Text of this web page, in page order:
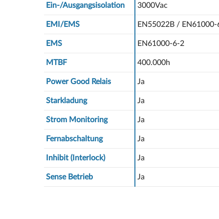
Ein-/Ausgangsisolation 3000Vac
EMI/EMS EN55022B / EN61000-
EMS EN61000-6-2
MTBF 400.000h
Power Good Relais Ja
Starkladung Ja
Strom Monitoring Ja
Fernabschaltung Ja
Inhibit (Interlock) Ja
Sense Betrieb Ja